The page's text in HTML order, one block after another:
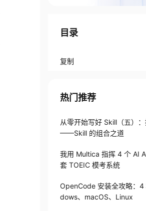
目录
复制
热门推荐
从零开始写好 Skill（五）
——Skill 的组合之道
我用 Multica 指挥 4 个 AI
套 TOEIC 模考系统
OpenCode 安装全攻略：4
dows、macOS、Linux